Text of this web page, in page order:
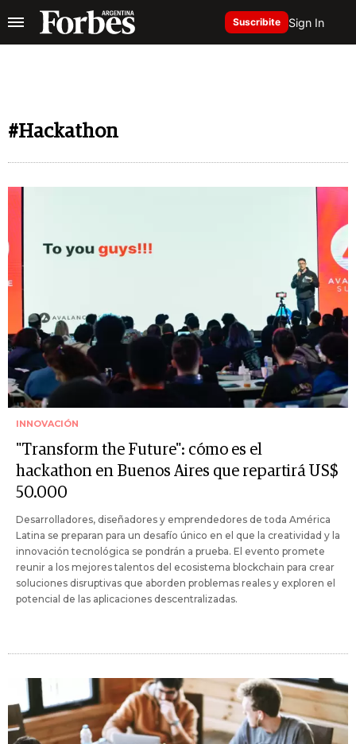
Suscribite Sign In
#Hackathon
INNOVACIÓN
"Transform the Future": cómo es el
hackathon en Buenos Aires que repartirá US$
50.000
Desarrolladores, diseñadores y emprendedores de toda América
Latina se preparan para un desafío único en el que la creatividad y la
innovación tecnológica se pondrán a prueba. El evento promete
reunir a los mejores talentos del ecosistema blockchain para crear
soluciones disruptivas que aborden problemas reales y exploren el
potencial de las aplicaciones descentralizadas.